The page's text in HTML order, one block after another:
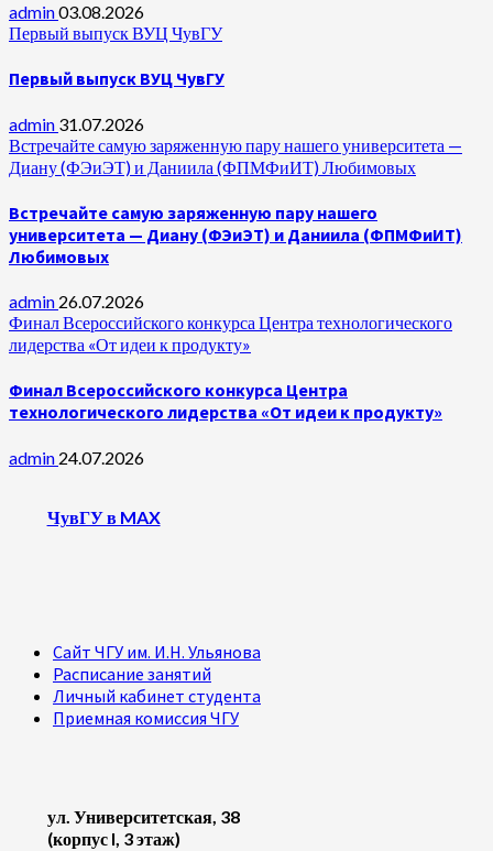
admin03.08.2026
Первый выпуск ВУЦ ЧувГУ
Первый выпуск ВУЦ ЧувГУ
admin 31.07.2026
Встречайте самую заряженную пару нашего университета —
Диану (ФЭиЭТ) и Даниила (ФПМФиИТ) Любимовых
Встречайте самую заряженную пару нашего
университета — Диану (ФЭиЭТ) и Даниила (ФПМФиИТ)
Любимовых
admin 26.07.2026
Финал Всероссийского конкурса Центра технологического
лидерства «От идеи к продукту»
Финал Всероссийского конкурса Центра
технологического лидерства «От идеи к продукту»
admin 24.07.2026
ЧувГУ в MAX
Сайт ЧГУ им. И.Н. Ульянова
Расписание занятий
Личный кабинет студента
Приемная комиссия ЧГУ
ул. Университетская, 38
(корпус I, 3 этаж)